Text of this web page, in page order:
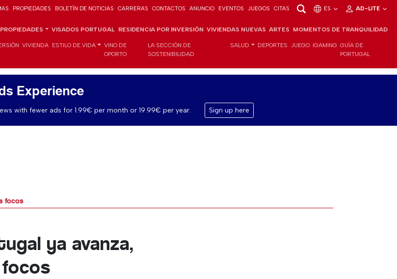
PROPIEDADES BOLETÍN DE NOTICIAS CARRERAS CONTACTOS ANUNCIO EVENTOS JUEGOS CITAS ES AD-LITE
PROPIEDADES VISADOS PORTUGAL RESIDENCIA POR INVERSIÓN VIVIENDAS NUEVAS ARTES MOMENTOS DE TRANQUILIDAD
VIVIENDA ESTILO DE VIDA
VINO DE
OPORTO
LA SECCIÓN DE
SOSTENIBILIDAD
SALUD DEPORTES JUEGO IGAMING GUÍA DE
PORTUGAL
Experience
with fewer ads for 1.99€ per month or 19.99€ per year. Sign up here
focos
ya avanza,